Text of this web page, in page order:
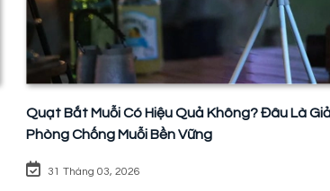
Quạt Bắt Muỗi Có Hiệu Quả Không? Đâu Là
Phòng Chống Muỗi Bền Vững
31 Tháng 03, 2026